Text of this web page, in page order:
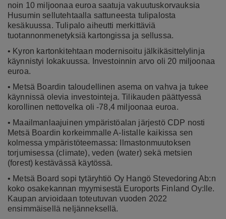
noin 10 miljoonaa euroa saatuja vakuutuskorvauksia
Husumin sellutehtaalla sattuneesta tulipalosta
kesäkuussa. Tulipalo aiheutti merkittäviä
tuotannonmenetyksiä kartongissa ja sellussa.
• Kyron kartonkitehtaan modernisoitu jälkikäsittelylinja
käynnistyi lokakuussa. Investoinnin arvo oli 20 miljoonaa
euroa.
• Metsä Boardin taloudellinen asema on vahva ja tukee
käynnissä olevia investointeja. Tilikauden päättyessä
korollinen nettovelka oli -78,4 miljoonaa euroa.
• Maailmanlaajuinen ympäristöalan järjestö CDP nosti
Metsä Boardin korkeimmalle A-listalle kaikissa sen
kolmessa ympäristöteemassa: Ilmastonmuutoksen
torjumisessa (climate), veden (water) sekä metsien
(forest) kestävässä käytössä.
• Metsä Board sopi tytäryhtiö Oy Hangö Stevedoring Ab:n
koko osakekannan myymisestä Euroports Finland Oy:lle.
Kaupan arvioidaan toteutuvan vuoden 2022
ensimmäisellä neljänneksellä.